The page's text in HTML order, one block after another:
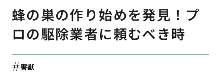
蜂の巣の作り始めを発見！プ
ロの駆除業者に頼むべき時
害獣